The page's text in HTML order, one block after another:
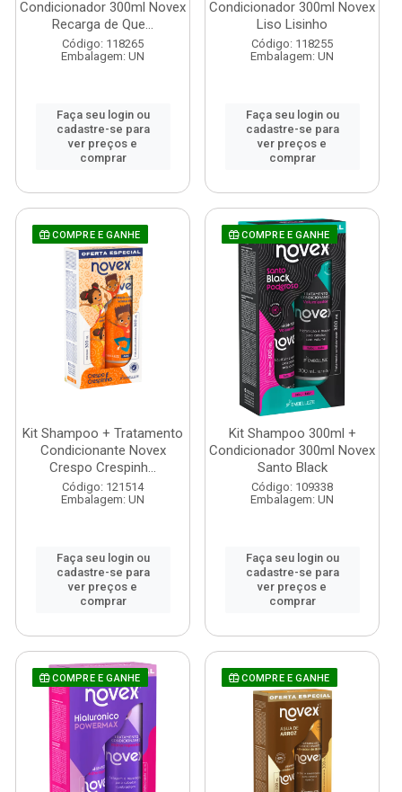
Condicionador 300ml Novex
Recarga de Que...
Código: 118265
Embalagem: UN
Faça seu login ou
cadastre-se para
ver preços e
comprar
Condicionador 300ml Novex
Liso Lisinho
Código: 118255
Embalagem: UN
Faça seu login ou
cadastre-se para
ver preços e
comprar
COMPRE E GANHE
Kit Shampoo + Tratamento
Condicionante Novex
Crespo Crespinh...
Código: 121514
Embalagem: UN
Faça seu login ou
cadastre-se para
ver preços e
comprar
COMPRE E GANHE
Kit Shampoo 300ml +
Condicionador 300ml Novex
Santo Black
Código: 109338
Embalagem: UN
Faça seu login ou
cadastre-se para
ver preços e
comprar
COMPRE E GANHE COMPRE E GANHE